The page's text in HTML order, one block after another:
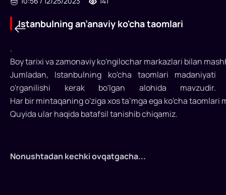
Istanbulning
an’anaviy
ko'cha
taomlari
Mishel
Istanbulning an’anaviy ko'cha taomlari
.
Boy tarixi va zamonaviy ko'ngilochar markazlari bilan
Jumladan, Istanbulning ko'cha taomlari madaniyati
o'rganilishi kerak bo'lgan alohida mavzudir.
Har bir mintaqaning o'ziga xos ta’mga ega ko'cha taomlari
Quyida ular haqida batafsil tanishib chiqamiz.
Nonushtadan kechki ovqatgacha...